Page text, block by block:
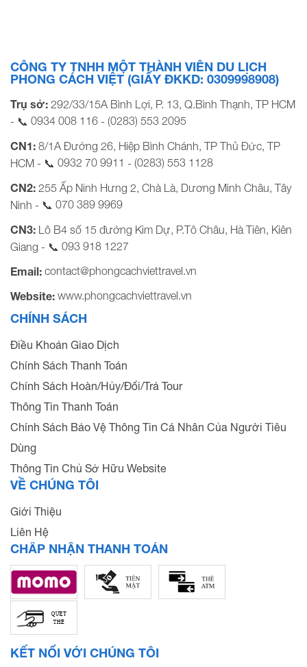
CÔNG TY TNHH MỘT THÀNH VIÊN DU LỊCH
PHONG CÁCH VIỆT (GIẤY ĐKKD: 0309998908)
Trụ sở: 292/33/15A Bình Lợi, P. 13, Q.Bình Thạnh, TP HCM
- 📞 0934 008 116 - (0283) 553 2095
CN1: 8/1A Đường 26, Hiệp Bình Chánh, TP Thủ Đức, TP
HCM - 📞 0932 70 9911 - (0283) 553 1128
CN2: 255 Ấp Ninh Hưng 2, Chà Là, Dương Minh Châu, Tây
Ninh - 📞 070 389 9969
CN3: Lô B4 số 15 đường Kim Dự, P.Tô Châu, Hà Tiên, Kiên
Giang - 📞 093 918 1227
Email: contact@phongcachviettravel.vn
Website: www.phongcachviettravel.vn
CHÍNH SÁCH
Điều Khoản Giao Dịch
Chính Sách Thanh Toán
Chính Sách Hoàn/Hủy/Đổi/Trả Tour
Thông Tin Thanh Toán
Chính Sách Bảo Vệ Thông Tin Cá Nhân Của Người Tiêu
Dùng
Thông Tin Chủ Sở Hữu Website
VỀ CHÚNG TÔI
Giới Thiệu
Liên Hệ
CHẤP NHẬN THANH TOÁN
KẾT NỐI VỚI CHÚNG TÔI